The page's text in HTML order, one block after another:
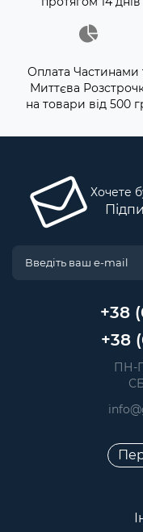
Оплата Частинами
Миттєва
на товари від 500
Хочете
+38
+38
ПН-